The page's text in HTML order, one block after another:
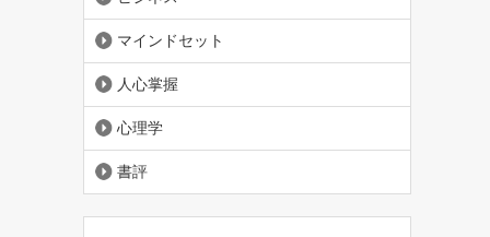
マインドセット
人心掌握
心理学
書評